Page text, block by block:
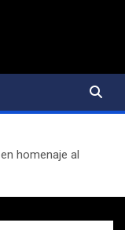
homenaje al